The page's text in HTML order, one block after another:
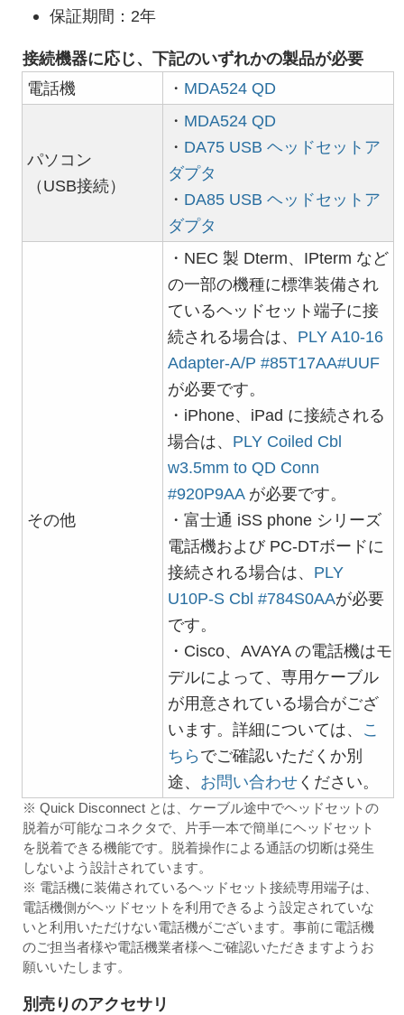
保証期間：2年
接続機器に応じ、下記のいずれかの製品が必要
電話機
・ MDA524 QD
パソコン
（USB接続）
・ MDA524 QD
・ DA75 USB ヘッドセットア
ダプタ
・ DA85 USB ヘッドセットア
ダプタ
その他
・NEC 製 Dterm、IPterm など
の一部の機種に標準装備され
ているヘッドセット端子に接
続される場合は、 PLY A10-16
Adapter-A/P #85T17AA#UUF
が必要です。
・iPhone、iPad に接続される
場合は、 PLY Coiled Cbl
w3.5mm to QD Conn
#920P9AAが必要です。
・富士通 iSS phone シリーズ
電話機および PC-DTボードに
接続される場合は、 PLY
U10P-S Cbl #784S0AAが必要
です。
・Cisco、AVAYA の電話機はモ
デルによって、専用ケーブル
が用意されている場合がござ
います。詳細については、 こ
ちらでご確認いただくか別
途、 お問い合わせください。
※ Quick Disconnect とは、ケーブル途中でヘッドセットの
脱着が可能なコネクタで、片手一本で簡単にヘッドセット
を脱着できる機能です。脱着操作による通話の切断は発生
しないよう設計されています。
※ 電話機に装備されているヘッドセット接続専用端子は、
電話機側がヘッドセットを利用できるよう設定されていな
いと利用いただけない電話機がございます。事前に電話機
のご担当者様や電話機業者様へご確認いただきますようお
願いいたします。
別売りのアクセサリ